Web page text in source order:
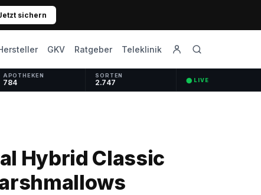
sichern
GKV Ratgeber Teleklinik
APOTHEKEN
784
SORTEN
2.747 ⬤ LIVE
Hybrid Classic